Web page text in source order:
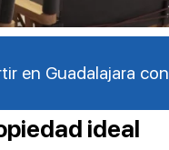
en Guadalajara con
ideal